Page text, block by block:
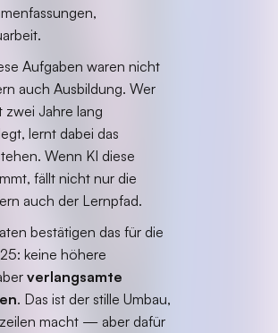
Aufgaben waren nicht
auch Ausbildung. Wer
zwei Jahre lang
lernt dabei das
Wenn KI diese
fällt nicht nur die
auch der Lernpfad.
bestätigen das für die
keine höhere
verlangsamte
. Das ist der stille Umbau,
macht — aber dafür